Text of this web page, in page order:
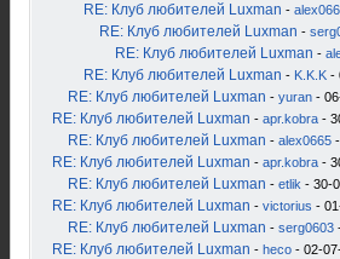
RE: Клуб любителей Luxman -
RE: Клуб любителей Luxman -
RE: Клуб любителей Luxman -
RE: Клуб любителей Luxman - K.K.K -
RE: Клуб любителей Luxman - yuran -
RE: Клуб любителей Luxman - apr.kobra -
RE: Клуб любителей Luxman - alex0665
RE: Клуб любителей Luxman - apr.kobra -
RE: Клуб любителей Luxman - etlik - 30-
RE: Клуб любителей Luxman - victorius -
RE: Клуб любителей Luxman - serg0603
RE: Клуб любителей Luxman - heco - 02-